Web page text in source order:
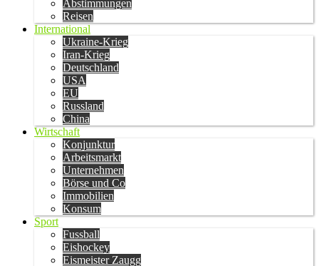
Abstimmungen
Reisen
International
Ukraine-Krieg
Iran-Krieg
Deutschland
USA
EU
Russland
China
Wirtschaft
Konjunktur
Arbeitsmarkt
Unternehmen
Börse und Co
Immobilien
Konsum
Sport
Fussball
Eishockey
Eismeister Zaugg